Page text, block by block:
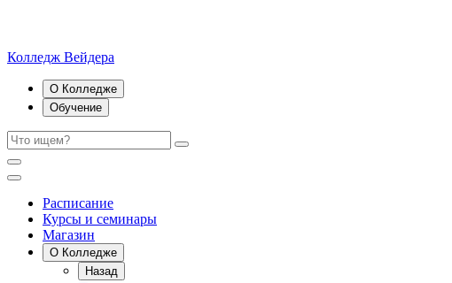
Колледж Вейдера
О Колледже
Обучение
Расписание
Курсы и семинары
Магазин
О Колледже
Назад